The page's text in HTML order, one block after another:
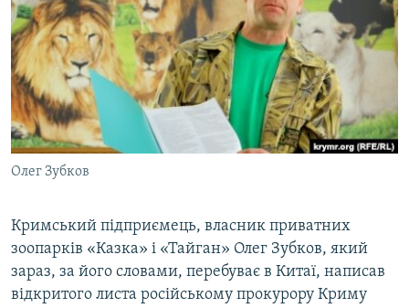
ВСЕ ЗА ДЕНЬ
СПЕЦПРОЕКТИ
ДЕПОРТАЦІЯ
ВІДЕОУРОКИ «ELIFBE»
СВІДЧЕННЯ ОКУПАЦІЇ
УКРАЇНСЬКА ПРОБЛЕМА КРИМУ
ЯК ОБІЙТИ БЛОКУВАННЯ
Русский
Qırımtatar
Усі сайти RFE/RL
Олег Зубков
Кримський підприємець, власник приватних
зоопарків «Казка» і «Тайган» Олег Зубков, який
зараз, за його словами, перебуває в Китаї, написав
відкритого листа російському прокурору Криму